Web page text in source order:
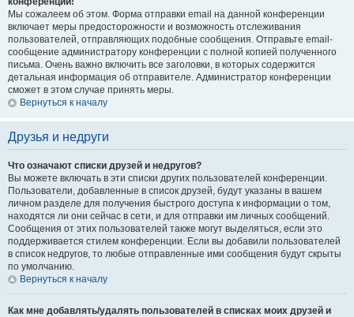
Мы сожалеем об этом. Форма отправки email на данной конференции
включает меры предосторожности и возможность отслеживания
пользователей, отправляющих подобные сообщения. Отправьте email-
сообщение администратору конференции с полной копией полученного
письма. Очень важно включить все заголовки, в которых содержится
детальная информация об отправителе. Администратор конференции
сможет в этом случае принять меры.
Вернуться к началу
Друзья и недруги
Что означают списки друзей и недругов?
Вы можете включать в эти списки других пользователей конференции.
Пользователи, добавленные в список друзей, будут указаны в вашем
личном разделе для получения быстрого доступа к информации о том,
находятся ли они сейчас в сети, и для отправки им личных сообщений.
Сообщения от этих пользователей также могут выделяться, если это
поддерживается стилем конференции. Если вы добавили пользователей
в список недругов, то любые отправленные ими сообщения будут скрыты
по умолчанию.
Вернуться к началу
Как мне добавлять/удалять пользователей в списках моих друзей и